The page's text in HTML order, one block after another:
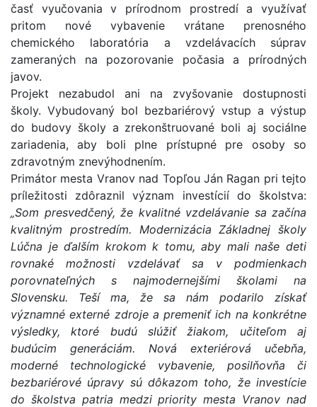
časť vyučovania v prírodnom prostredí a využívať
pritom nové vybavenie vrátane prenosného
chemického laboratória a vzdelávacích súprav
zameraných na pozorovanie počasia a prírodných
javov.
Projekt nezabudol ani na zvyšovanie dostupnosti
školy. Vybudovaný bol bezbariérový vstup a výstup
do budovy školy a zrekonštruované boli aj sociálne
zariadenia, aby boli plne prístupné pre osoby so
zdravotným znevýhodnením.
Primátor mesta Vranov nad Topľou Ján Ragan pri tejto
príležitosti zdôraznil význam investícií do školstva:
„Som presvedčený, že kvalitné vzdelávanie sa začína
kvalitným prostredím. Modernizácia Základnej školy
Lúčna je ďalším krokom k tomu, aby mali naše deti
rovnaké možnosti vzdelávať sa v podmienkach
porovnateľných s najmodernejšími školami na
Slovensku. Teší ma, že sa nám podarilo získať
významné externé zdroje a premeniť ich na konkrétne
výsledky, ktoré budú slúžiť žiakom, učiteľom aj
budúcim generáciám. Nová exteriérová učebňa,
moderné technologické vybavenie, posilňovňa či
bezbariérové úpravy sú dôkazom toho, že investície
do školstva patria medzi priority mesta Vranov nad